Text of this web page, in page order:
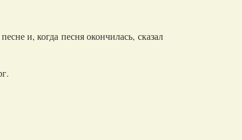
и, когда песня окончилась, сказал